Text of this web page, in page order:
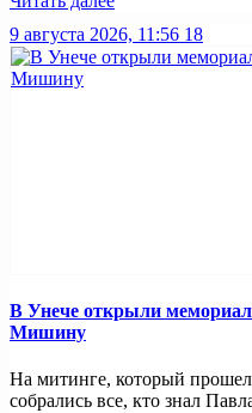
9 августа 2026, 11:56 18
В Унече открыли
Мишину
На митинге, который
собрались все, кто знал